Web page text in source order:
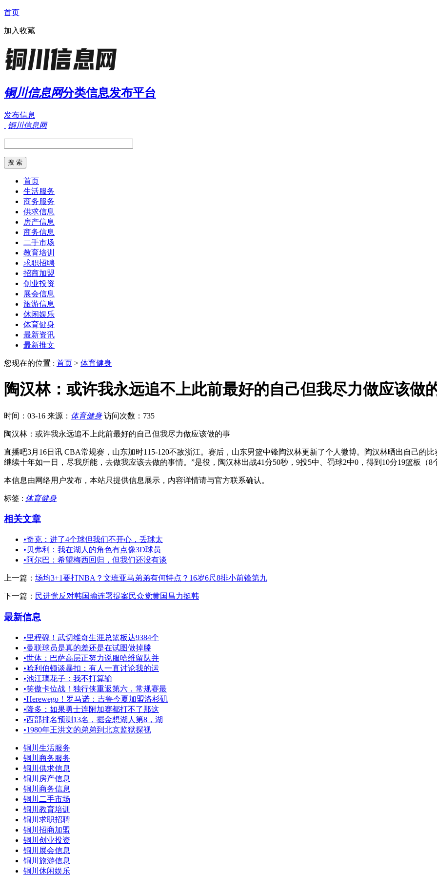
首页
加入收藏
铜川信息网分类信息发布平台
发布信息
铜川信息网
首页
生活服务
商务服务
供求信息
房产信息
商务信息
二手市场
教育培训
求职招聘
招商加盟
创业投资
展会信息
旅游信息
休闲娱乐
体育健身
最新资讯
最新推文
您现在的位置 : 首页 > 体育健身
陶汉林：或许我永远追不上此前最好的自己但我尽力做应该做
时间：03-16 来源： 体育健身 访问次数：735
陶汉林：或许我永远追不上此前最好的自己但我尽力做应该做的事
直播吧3月16日讯 CBA常规赛，山东加时115-120不敌浙江。赛后，山东男篮中锋陶汉林更新了个人微博。陶汉林晒出自己的
继续十年如一日，尽我所能，去做我应该去做的事情。”是役，陶汉林出战41分50秒，9投5中、罚球2中0，得到10分19篮板（
本信息由网络用户发布， 本站只提供信息展示，内容详情请与官方联系确认。
标签 : 体育健身
相关文章
•奇克：进了4个球但我们不开心，丢球太
•贝弗利：我在湖人的角色有点像3D球员
•阿尔巴：希望梅西回归，但我们还没有谈
上一篇： 场均3+1要打NBA？文班亚马弟弟有何特点？16岁6尺8排小前锋第九
下一篇： 民进党反对韩国瑜连署提案民众党黄国昌力挺韩
最新信息
•里程碑！武切维奇生涯总篮板达9384个
•曼联球员是真的差还是在试图做掉滕
•世体：巴萨高层正努力说服哈维留队并
•哈利伯顿谈暴扣：有人一直讨论我的运
•池江璃花子：我不打算输
•笑傲卡位战！独行侠重返第六，常规赛最
•Herewego！罗马诺：吉鲁今夏加盟洛杉矶
•隆多：如果勇士连附加赛都打不了那这
•西部排名预测13名，掘金想湖人第8，湖
•1980年王洪文的弟弟到北京监狱探视
铜川生活服务
铜川商务服务
铜川供求信息
铜川房产信息
铜川商务信息
铜川二手市场
铜川教育培训
铜川求职招聘
铜川招商加盟
铜川创业投资
铜川展会信息
铜川旅游信息
铜川休闲娱乐